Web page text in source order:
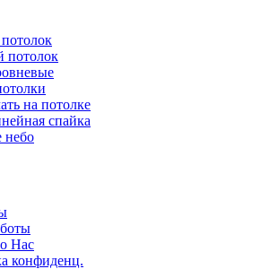
потолок
на потолке
спайка
небо
Нас
конфиденц.